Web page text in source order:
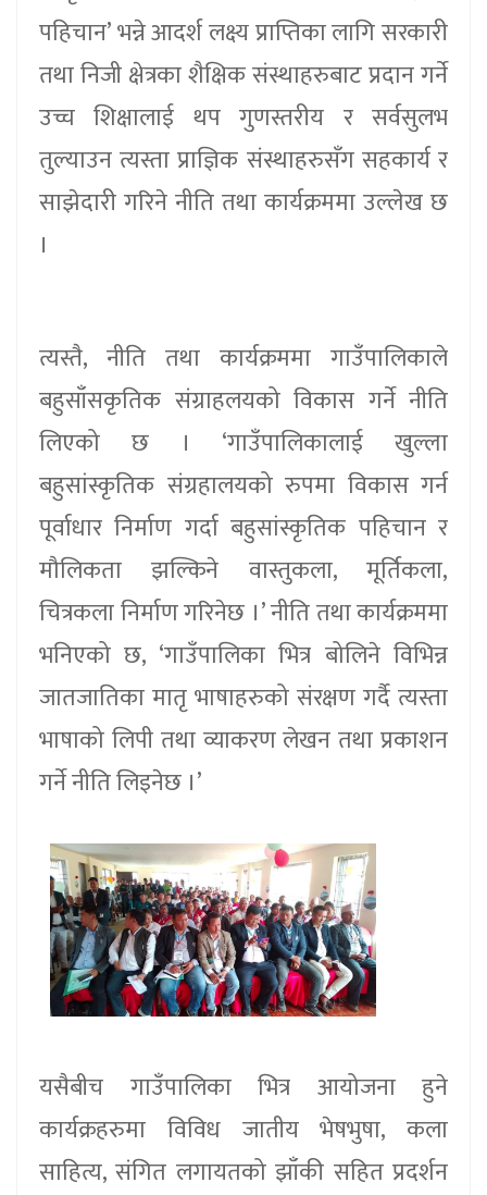
पहिचान’ भन्ने आदर्श लक्ष्य प्राप्तिका लागि सरकारी
तथा निजी क्षेत्रका शैक्षिक संस्थाहरुबाट प्रदान गर्ने
उच्च शिक्षालाई थप गुणस्तरीय र सर्वसुलभ
तुल्याउन त्यस्ता प्राज्ञिक संस्थाहरुसँग सहकार्य र
साझेदारी गरिने नीति तथा कार्यक्रममा उल्लेख छ
।
त्यस्तै, नीति तथा कार्यक्रममा गाउँपालिकाले
बहुसाँसकृतिक संग्राहलयको विकास गर्ने नीति
लिएको छ । ‘गाउँपालिकालाई खुल्ला
बहुसांस्कृतिक संग्रहालयको रुपमा विकास गर्न
पूर्वाधार निर्माण गर्दा बहुसांस्कृतिक पहिचान र
मौलिकता झल्किने वास्तुकला, मूर्तिकला,
चित्रकला निर्माण गरिनेछ ।’ नीति तथा कार्यक्रममा
भनिएको छ, ‘गाउँपालिका भित्र बोलिने विभिन्न
जातजातिका मातृ भाषाहरुको संरक्षण गर्दै त्यस्ता
भाषाको लिपी तथा व्याकरण लेखन तथा प्रकाशन
गर्ने नीति लिइनेछ ।’
यसैबीच गाउँपालिका भित्र आयोजना हुने
कार्यक्रहरुमा विविध जातीय भेषभुषा, कला
साहित्य, संगित लगायतको झाँकी सहित प्रदर्शन